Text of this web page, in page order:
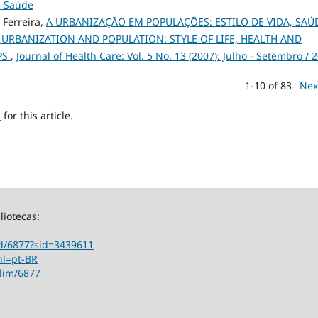
Saúde
A URBANIZAÇÃO EM POPULAÇÕES: ESTILO DE VIDA,
AND POPULATION: STYLE OF LIFE, HEALTH AND
, Journal of Health Care: Vol. 5 No. 13 (2007): Julho - Setembro /
1-10 of 83
for this article.
BR
6877